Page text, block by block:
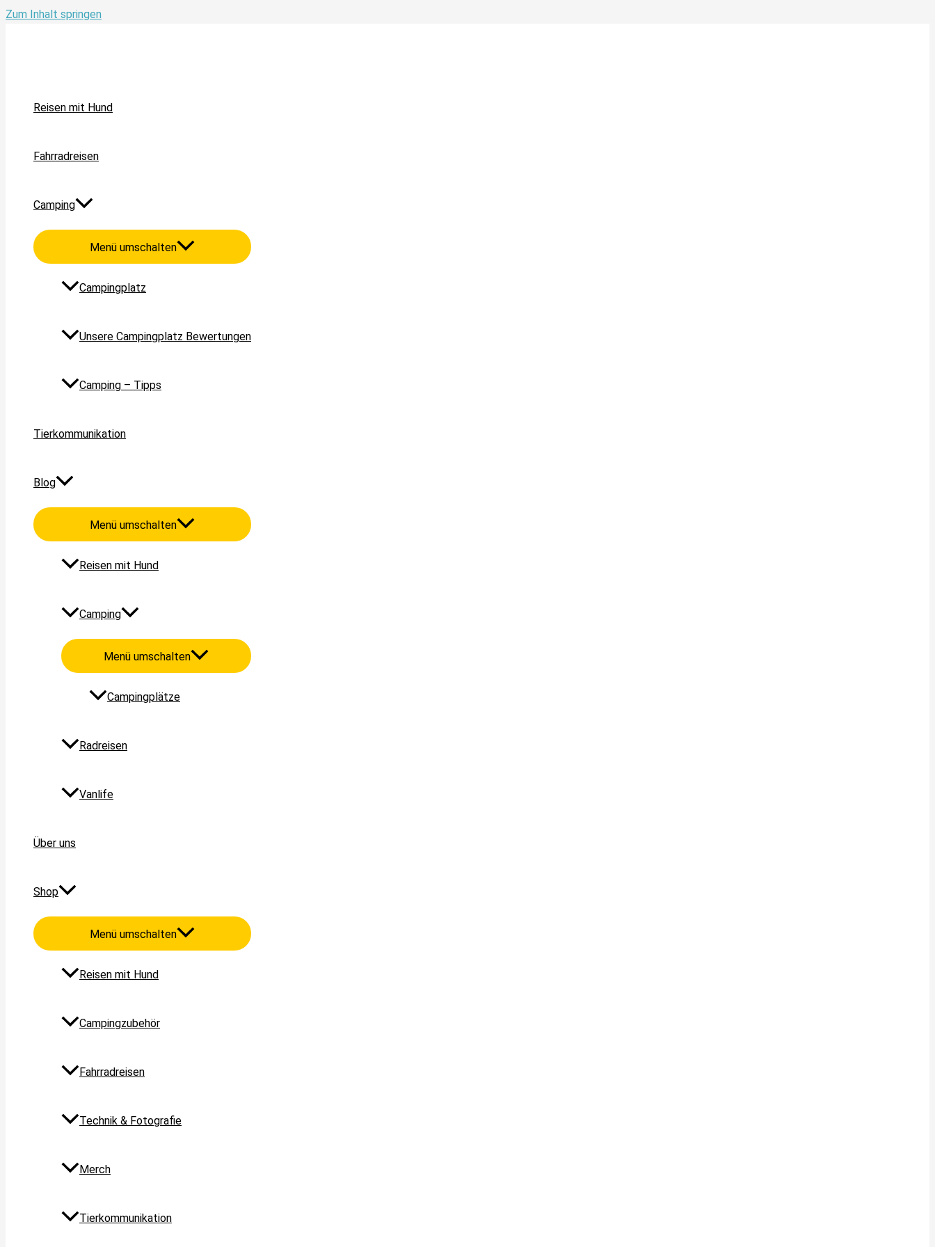
Zum Inhalt springen
Reisen mit Hund
Fahrradreisen
Camping
Menü umschalten
Campingplatz
Unsere Campingplatz Bewertungen
Camping – Tipps
Tierkommunikation
Blog
Menü umschalten
Reisen mit Hund
Camping
Menü umschalten
Campingplätze
Radreisen
Vanlife
Über uns
Shop
Menü umschalten
Reisen mit Hund
Campingzubehör
Fahrradreisen
Technik & Fotografie
Merch
Tierkommunikation